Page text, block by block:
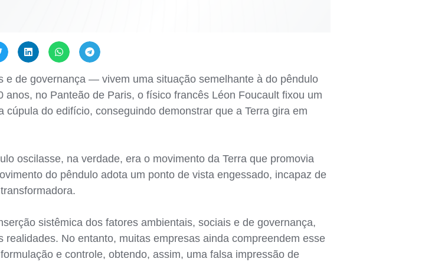
de governança — vivem uma situação semelhante à do pêndulo
no Panteão de Paris, o físico francês Léon Foucault fixou um
do edifício, conseguindo demonstrar que a Terra gira em
oscilasse, na verdade, era o movimento da Terra que promovia
do pêndulo adota um ponto de vista engessado, incapaz de
sistêmica dos fatores ambientais, sociais e de governança,
No entanto, muitas empresas ainda compreendem esse
e controle, obtendo, assim, uma falsa impressão de